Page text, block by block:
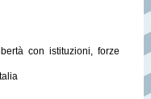
con istituzioni, forze